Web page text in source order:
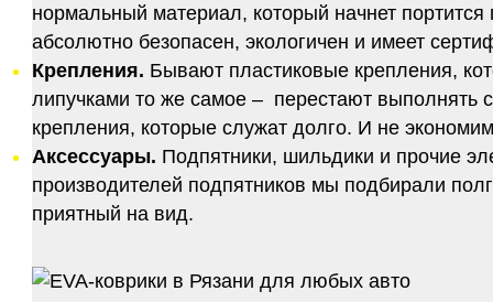
нормальный материал, который начнет
абсолютно безопасен, экологичен и имеет
Крепления. Бывают пластиковые крепления,
липучками то же самое – перестают
крепления, которые служат долго. И не
Аксессуары. Подпятники, шильдики и прочие
производителей подпятников мы подбирали
приятный на вид.